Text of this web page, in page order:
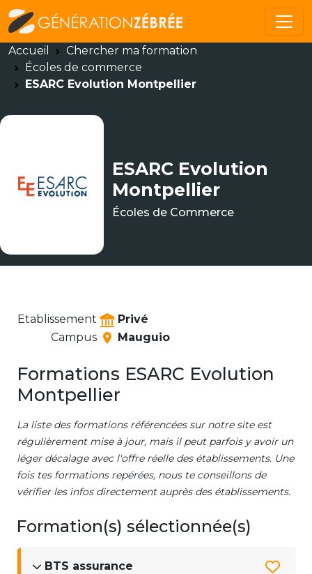
Accueil
Chercher ma formation
Écoles de commerce
ESARC Evolution Montpellier
ESARC Evolution
Montpellier
Écoles de Commerce
Etablissement
Privé
Campus
Mauguio
Formations ESARC Evolution
Montpellier
La liste des formations référencées sur notre site est
régulièrement mise à jour, mais il peut parfois y avoir un
léger décalage avec l'offre réelle des établissements. Une
fois tes formations repérées, nous te conseillons de
vérifier les infos directement auprès des établissements.
Formation(s) sélectionnée(s)
BTS assurance